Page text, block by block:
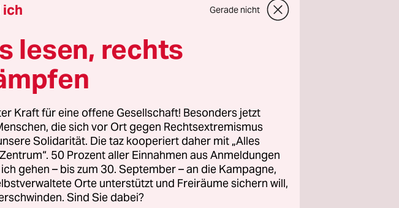
Sicher, es gehört sich
Obendrein ist es illegal,
Doch das wurde schon immer
– nicht nur von Amis und
Edward Snowden
vom GCHQ seit fünf
französischen,
verbesserte Methoden zur
ich Gerade nicht
lesen, rechts
Kraft für eine offene Gesellschaft! Besonders jetzt
die sich vor Ort gegen Rechtsextremismus
Solidarität. Die taz kooperiert daher mit „Alles
50 Prozent aller Einnahmen aus Anmeldungen
gehen – bis zum 30. September – an die Kampagne,
Orte unterstützt und Freiräume sichern will,
Sind Sie dabei?